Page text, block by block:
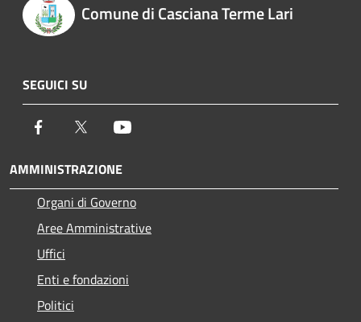
Comune di Casciana Terme Lari
SEGUICI SU
Facebook Twitter
AMMINISTRAZIONE
Organi di Governo
Aree Amministrative
Uffici
Enti e fondazioni
Politici